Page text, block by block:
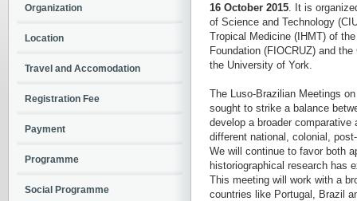
16 October 2015 . It is
of Science and Technology
Tropical Medicine (IHMT) of
Foundation (FIOCRUZ) and
the University of York.
The Luso-Brazilian Meetings
sought to strike a balance
develop a broader
different national, colonial,
We will continue to favor both
historiographical research has
This meeting will work with a
countries like Portugal, Brazil
Organization
Location
Travel and Accomodation
Registration Fee
Payment
Programme
Social Programme